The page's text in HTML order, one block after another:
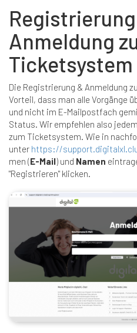
Anmeldung
Ticketsystem
Die Registrierung & Anmeldung
Vorteil, dass man alle Vorgänge
und nicht im E-Mailpostfach
Status. Wir empfehlen also
zum Ticketsystem. Wie in
unter https://
men (E-Mail) und Namen
"Registrieren" klicken.